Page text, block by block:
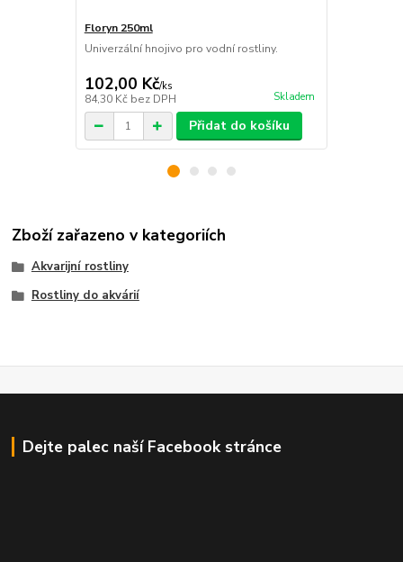
Floryn 250ml
Univerzální hnojivo pro vodní rostliny.
102,00 Kč/ks
84,30 Kč bez DPH Skladem
Přidat do košíku
Zboží zařazeno v kategoriích
Akvarijní rostliny
Rostliny do akvárií
Dejte palec naší Facebook stránce